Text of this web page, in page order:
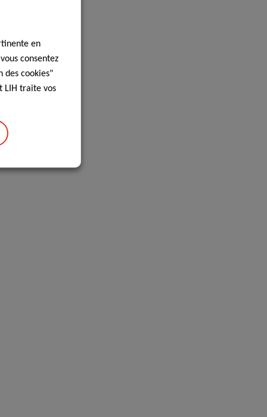
en
consentez
des cookies"
LIH traite vos